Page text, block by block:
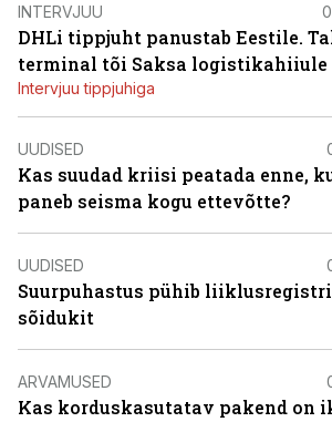
INTERVJUU
DHLi tippjuht panustab Eestile.
terminal tõi Saksa logistikahiiule
Intervjuu tippjuhiga
UUDISED
Kas suudad kriisi peatada enne,
paneb seisma kogu ettevõtte?
UUDISED
Suurpuhastus pühib
sõidukit
ARVAMUSED
Kas korduskasutatav pakend on